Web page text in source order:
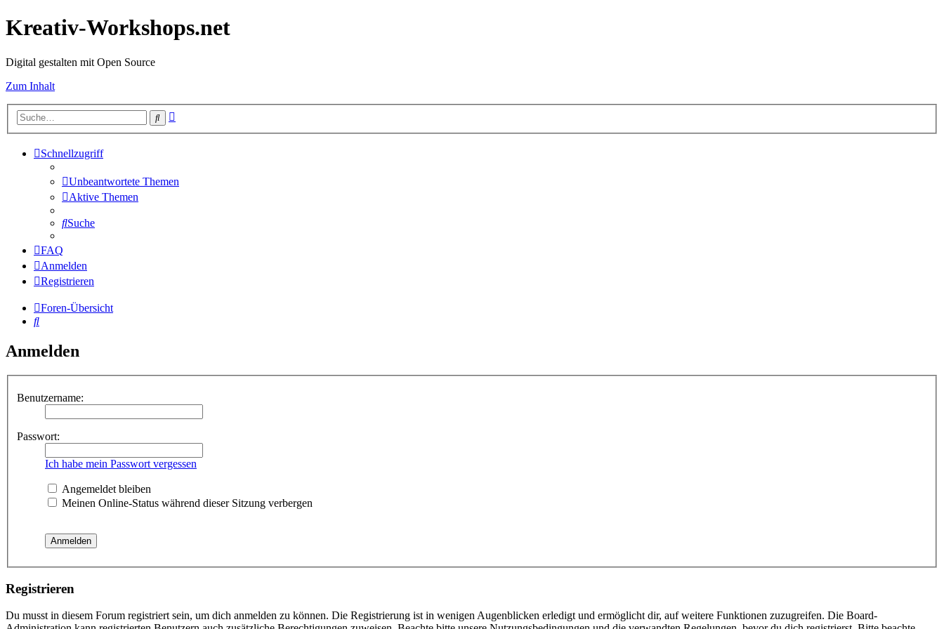
Kreativ-Workshops.net
Digital gestalten mit Open Source
Zum Inhalt
Suche
Schnellzugriff
Unbeantwortete Themen
Aktive Themen
Suche
FAQ
Anmelden
Registrieren
Foren-Übersicht
Suche
Anmelden
Benutzername:
Passwort:
Ich habe mein Passwort vergessen
Angemeldet bleiben
Meinen Online-Status während dieser Sitzung verbergen
Registrieren
Du musst in diesem Forum registriert sein, um dich anmelden zu können. Die Registrierung ist in wenigen Augenblicken erledigt und ermöglicht dir, auf weitere Funktionen zuzugreifen. Die Board-